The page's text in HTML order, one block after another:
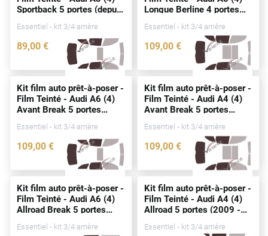
Audi
Bentley
Bmw
Buick
Chevrolet
Chrysler
Citroën
Sportback 5portes (depuis
Essentiel - kit 3/4 arrière
89,00 €
4672-AUD
Longue Berline 4portes
Essentiel - kit 3/4 arrière
109,00 €
4333-AUD
Kit film auto prêt-à-poser -
Film Teinté - Audi A6 (4)
Avant Break 5portes
Essentiel - kit 3/4 arrière
109,00 €
2822-AUD
Kit film auto prêt-à-poser -
Film Teinté - Audi A4 (4)
Avant Break 5portes
Essentiel - kit 3/4 arrière
109,00 €
0083-AUD
Kit film auto prêt-à-poser -
Film Teinté - Audi A6 (4)
Allroad Break 5portes
Essentiel - kit 3/4 arrière
Kit film auto prêt-à-poser -
Film Teinté - Audi A4 (4)
Allroad 5portes (2009 -
Essentiel - kit 3/4 arrière